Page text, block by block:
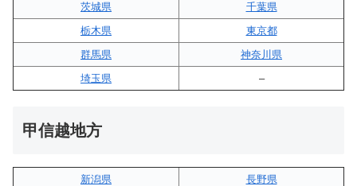
茨城県
千葉県
栃木県
東京都
群馬県
神奈川県
埼玉県
–
甲信越地方
新潟県 長野県